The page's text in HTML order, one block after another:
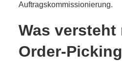
Auftragskommissionierung.
Was versteht
Order-